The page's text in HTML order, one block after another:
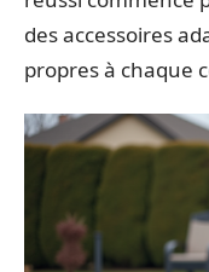
des accessoires
propres à chaque